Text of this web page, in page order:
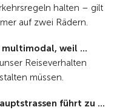
halten – gilt
auf zwei Rädern.
multimodal, weil ...
Reiseverhalten
müssen.
führt zu ...